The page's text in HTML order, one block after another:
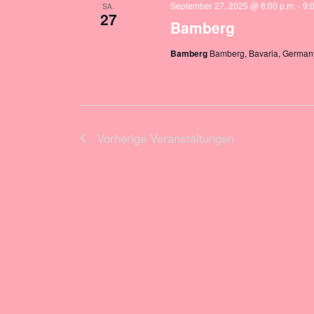
SA.
27 Bamberg
September 27, 2025 @ 8:00 p.m. -
Bamberg Bamberg, Bavaria,
Vorherige Veranstaltungen